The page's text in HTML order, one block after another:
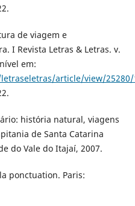
de viagem e
I Revista Letras & Letras. v.
em:
article/view/25280/
história natural, viagens
de Santa Catarina
do Vale do Itajaí, 2007.
ponctuation. Paris: